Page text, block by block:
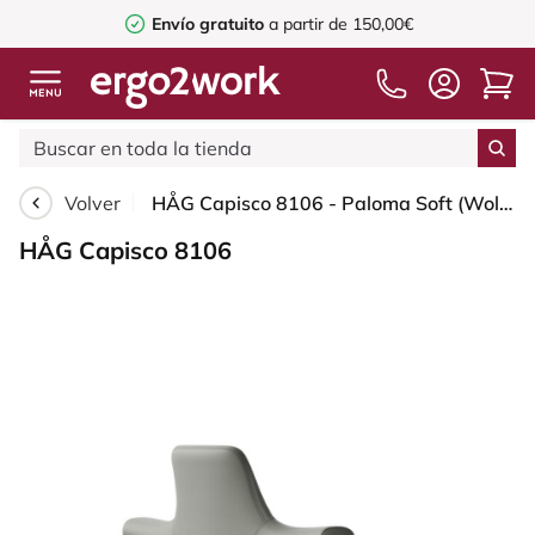
Envío gratuito a partir de 150,00€
Volver HÅG Capisco 8106 - Paloma Soft (Wollsdorf) - Cuero semi-anilina - ATG55115 - Warm grey - White - 200 mm (seat height 46-64cm) - Soft castors for hard floors
HÅG Capisco 8106